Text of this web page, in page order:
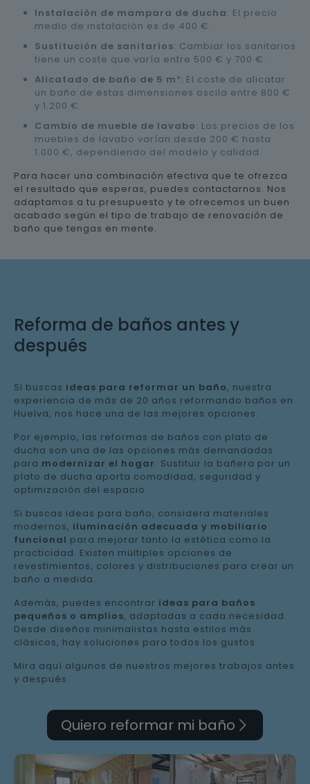
Instalación de mampara de ducha: El precio
medio de instalación es de 400 €.
Sustitución de sanitarios: Cambiar los sanitarios
tiene un coste que varía entre 500 € y 700 €.
Alicatado de baño de 5 m²: El coste de alicatar
un baño de estas dimensiones oscila entre 800 €
y 1.200 €.
Cambio de mueble de lavabo: Los precios de los
muebles de lavabo varían desde 200 € hasta
1.000 €, dependiendo del modelo y calidad.
Para hacer una combinación efectiva que te ofrezca
el resultado que esperas, puedes contactarnos. Nos
adaptamos a tu presupuesto y te ofrecemos un buen
acabado según el tipo de trabajo de renovación de
baño que tengas en mente.
Reforma de baños antes y
después
Si buscas ideas para reformar un baño, nuestra
experiencia de más de 20 años reformando baños en
Huelva, nos hace una de las mejores opciones.
Por ejemplo, las reformas de baños con plato de
ducha son una de las opciones más demandadas
para modernizar el hogar. Sustituir la bañera por un
plato de ducha aporta comodidad, seguridad y
optimización del espacio.
Si buscas ideas para baño, considera materiales
modernos, iluminación adecuada y mobiliario
funcional para mejorar tanto la estética como la
practicidad. Existen múltiples opciones de
revestimientos, colores y distribuciones para crear un
baño a medida.
Además, puedes encontrar ideas para baños
pequeños o amplios, adaptadas a cada necesidad.
Desde diseños minimalistas hasta estilos más
clásicos, hay soluciones para todos los gustos.
Mira aquí algunos de nuestros mejores trabajos antes
y después.
Quiero reformar mi baño